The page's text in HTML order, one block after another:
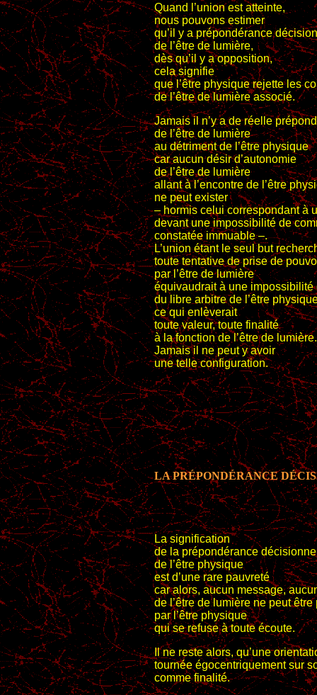
Quand l’union est atteinte,
nous pouvons estimer
qu’il y a prépondérance
de l’être de lumière,
dès qu’il y a opposition,
cela signifie
que l’être physique rejette les
de l’être de lumière associé.
Jamais il n’y a de réelle
de l’être de lumière
au détriment de l’être physique
car aucun désir d’autonomie
de l’être de lumière
allant à l’encontre de l’être
ne peut exister
– hormis celui correspondant à
devant une impossibilité de
constatée immuable –.
L’union étant le seul but
toute tentative de prise de
par l’être de lumière
équivaudrait à une impossibilité
du libre arbitre de l’être
ce qui enlèverait
toute valeur, toute finalité
à la fonction de l’être de lumière.
Jamais il ne peut y avoir
une telle configuration.
LA PRÉPONDÉRANCE
La signification
de la prépondérance
de l’être physique
est d’une rare pauvreté
car alors, aucun message,
de l’être de lumière ne peut être
par l’être physique
qui se refuse à toute écoute.
Il ne reste alors, qu’une
tournée égocentriquement sur
comme finalité.